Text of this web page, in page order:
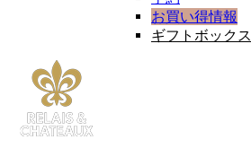
お買い得情報
ギフトボックス